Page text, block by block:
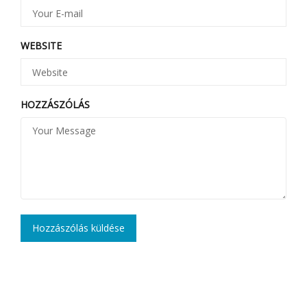
WEBSITE
HOZZÁSZÓLÁS